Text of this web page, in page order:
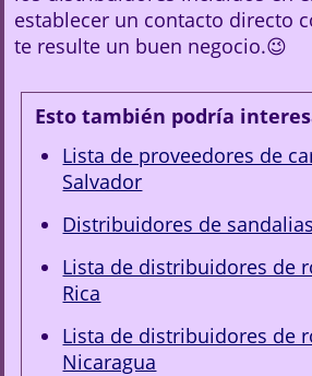
establecer un contacto directo
te resulte un buen negocio.😉
Esto también podría
Lista de proveedores de
Salvador
Distribuidores de
Lista de distribuidores de
Rica
Lista de distribuidores de
Nicaragua